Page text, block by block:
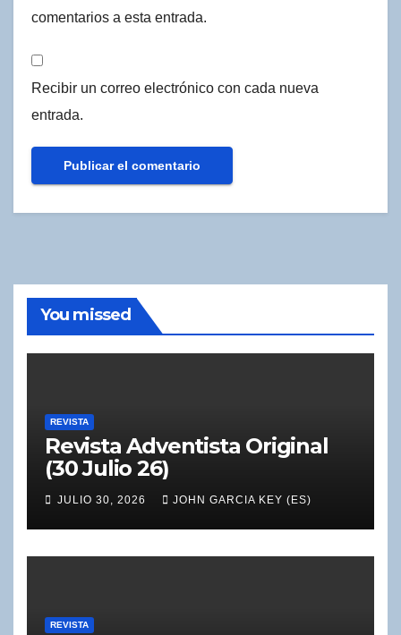
comentarios a esta entrada.
Recibir un correo electrónico con cada nueva
entrada.
You missed
REVISTA
Revista Adventista Original
(30 Julio 26)
JULIO 30, 2026 JOHN GARCIA KEY (ES)
REVISTA